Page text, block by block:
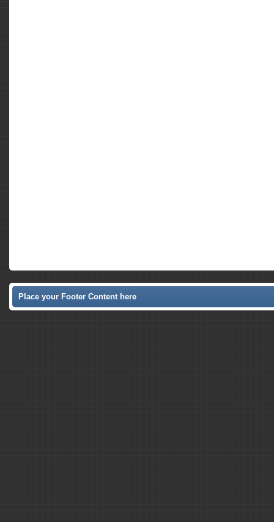
Place your Footer Content here